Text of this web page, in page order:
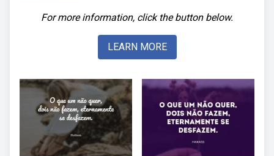
For more information, click the button below.
LEARN MORE